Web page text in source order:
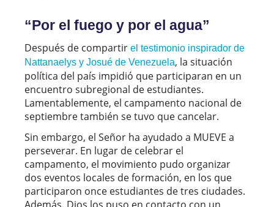
“Por el fuego y por el agua”
Después de compartir el testimonio inspirador de
Nattanaelys y Josué de Venezuela, la situación
política del país impidió que participaran en un
encuentro subregional de estudiantes.
Lamentablemente, el campamento nacional de
septiembre también se tuvo que cancelar.
Sin embargo, el Señor ha ayudado a MUEVE a
perseverar. En lugar de celebrar el
campamento, el movimiento pudo organizar
dos eventos locales de formación, en los que
participaron once estudiantes de tres ciudades.
Además, Dios los puso en contacto con un